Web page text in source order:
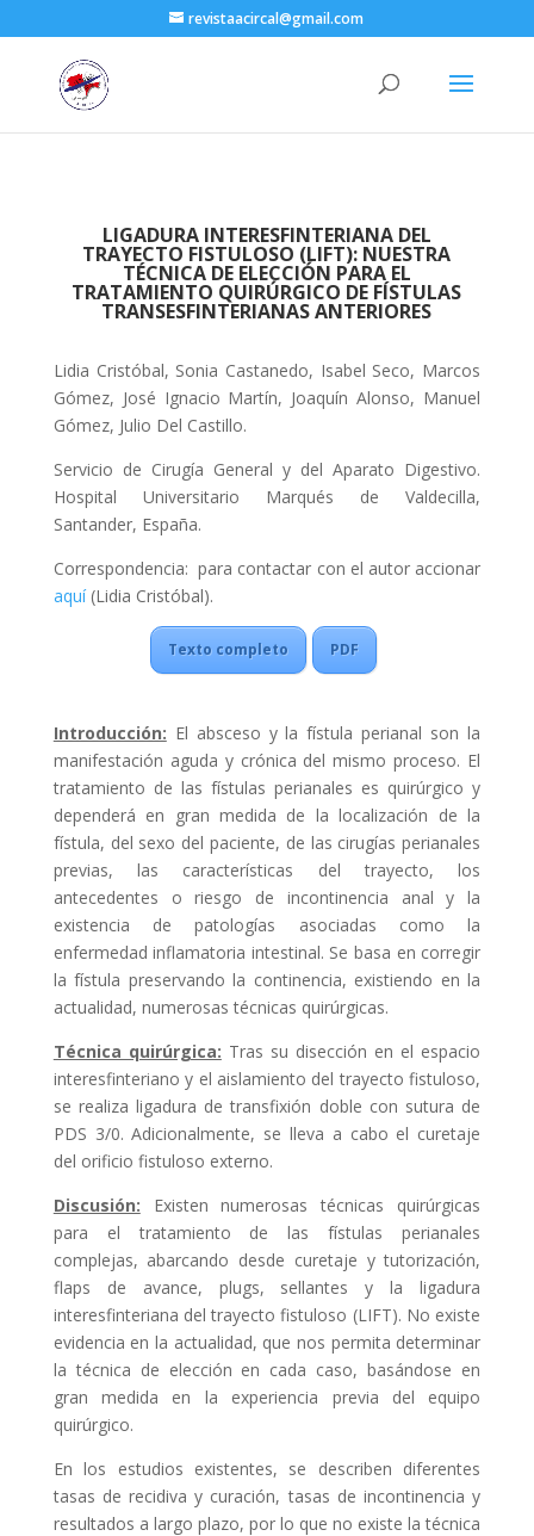
revistaacircal@gmail.com
LIGADURA INTERESFINTERIANA DEL
TRAYECTO FISTULOSO (LIFT): NUESTRA
TÉCNICA DE ELECCIÓN PARA EL
TRATAMIENTO QUIRÚRGICO DE FÍSTULAS
TRANSESFINTERIANAS ANTERIORES
Lidia Cristóbal, Sonia Castanedo, Isabel Seco, Marcos
Gómez, José Ignacio Martín, Joaquín Alonso, Manuel
Gómez, Julio Del Castillo.
Servicio de Cirugía General y del Aparato Digestivo.
Hospital Universitario Marqués de Valdecilla,
Santander, España.
Correspondencia: para contactar con el autor accionar
aquí (Lidia Cristóbal).
Texto completo PDF
Introducción: El absceso y la fístula perianal son la
manifestación aguda y crónica del mismo proceso. El
tratamiento de las fístulas perianales es quirúrgico y
dependerá en gran medida de la localización de la
fístula, del sexo del paciente, de las cirugías perianales
previas, las características del trayecto, los
antecedentes o riesgo de incontinencia anal y la
existencia de patologías asociadas como la
enfermedad inflamatoria intestinal. Se basa en corregir
la fístula preservando la continencia, existiendo en la
actualidad, numerosas técnicas quirúrgicas.
Técnica quirúrgica: Tras su disección en el espacio
interesfinteriano y el aislamiento del trayecto fistuloso,
se realiza ligadura de transfixión doble con sutura de
PDS 3/0. Adicionalmente, se lleva a cabo el curetaje
del orificio fistuloso externo.
Discusión: Existen numerosas técnicas quirúrgicas
para el tratamiento de las fístulas perianales
complejas, abarcando desde curetaje y tutorización,
flaps de avance, plugs, sellantes y la ligadura
interesfinteriana del trayecto fistuloso (LIFT). No existe
evidencia en la actualidad, que nos permita determinar
la técnica de elección en cada caso, basándose en
gran medida en la experiencia previa del equipo
quirúrgico.
En los estudios existentes, se describen diferentes
tasas de recidiva y curación, tasas de incontinencia y
resultados a largo plazo, por lo que no existe la técnica